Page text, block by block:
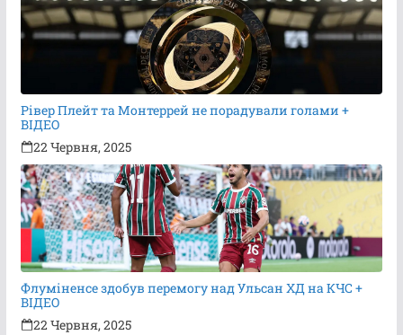
Рівер Плейт та Монтеррей не порадували голами +
ВІДЕО
22 Червня, 2025
Флуміненсе здобув перемогу над Ульсан ХД на КЧС +
ВІДЕО
22 Червня, 2025